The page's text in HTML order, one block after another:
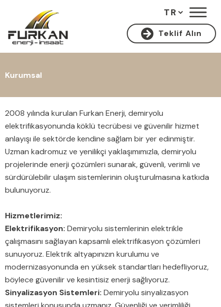
Teklif Alın
Kurumsal
2008 yılında kurulan Furkan Enerji, demiryolu
elektrifikasyonunda köklü tecrübesi ve güvenilir hizmet
anlayışı ile sektörde kendine sağlam bir yer edinmiştir.
Uzman kadromuz ve yenilikçi yaklaşımımızla, demiryolu
projelerinde enerji çözümleri sunarak, güvenli, verimli ve
sürdürülebilir ulaşım sistemlerinin oluşturulmasına katkıda
bulunuyoruz.
Hizmetlerimiz:
Elektrifikasyon: Demiryolu sistemlerinin elektrikle
çalışmasını sağlayan kapsamlı elektrifikasyon çözümleri
sunuyoruz. Elektrik altyapınızın kurulumu ve
modernizasyonunda en yüksek standartları hedefliyoruz,
böylece güvenilir ve kesintisiz enerji sağlıyoruz.
Sinyalizasyon Sistemleri: Demiryolu sinyalizasyon